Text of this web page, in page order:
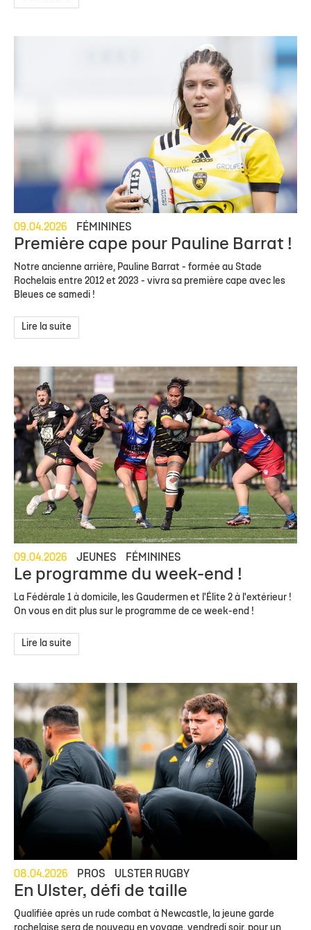
09.04.2026 FÉMININES
Première cape pour Pauline Barrat !
Notre ancienne arrière, Pauline Barrat - formée au Stade
Rochelais entre 2012 et 2023 - vivra sa première cape avec les
Bleues ce samedi !
Lire la suite
09.04.2026 JEUNES FÉMININES
Le programme du week-end !
La Fédérale 1 à domicile, les Gaudermen et l'Élite 2 à l'extérieur !
On vous en dit plus sur le programme de ce week-end !
Lire la suite
08.04.2026 PROS ULSTER RUGBY
En Ulster, défi de taille
Qualifiée après un rude combat à Newcastle, la jeune garde